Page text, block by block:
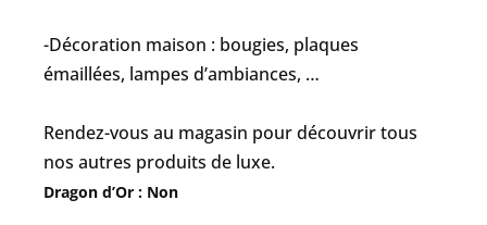
-Décoration maison : bougies, plaques
émaillées, lampes d’ambiances, …
Rendez-vous au magasin pour découvrir tous
nos autres produits de luxe.
Dragon d’Or : Non